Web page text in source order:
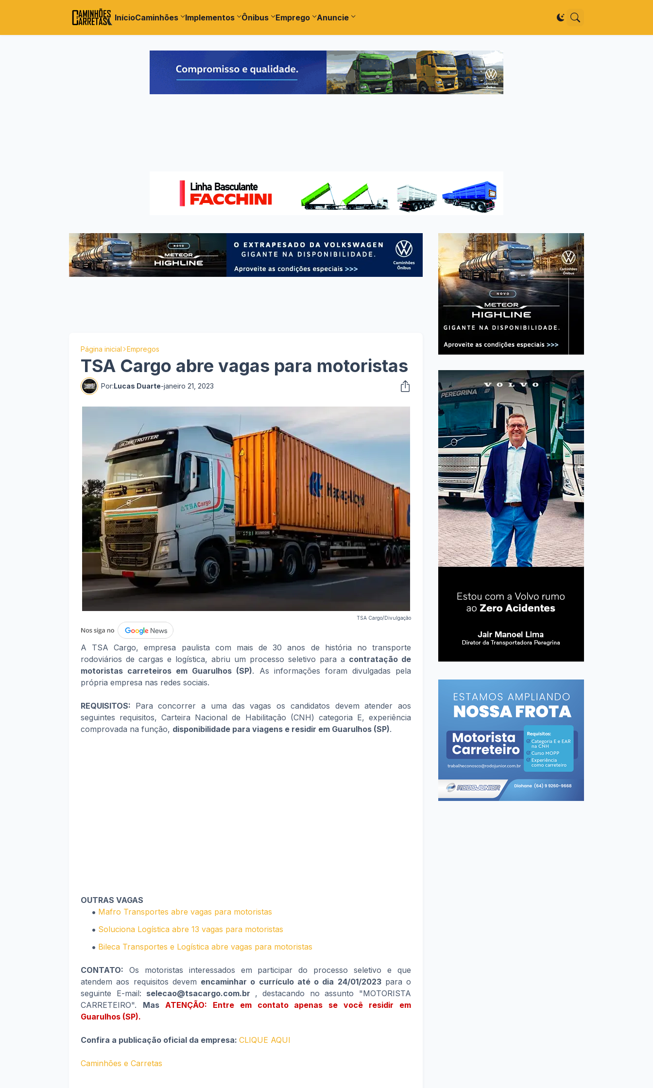
InícioCaminhões Implementos Ônibus Emprego Anuncie
Página inicial Empregos
TSA Cargo abre vagas para motoristas
Por:Lucas Duarte-janeiro 21, 2023
TSA Cargo/Divulgação
A TSA Cargo, empresa paulista com mais de 30 anos de história no transporte
rodoviários de cargas e logística, abriu um processo seletivo para a contratação de
motoristas carreteiros em Guarulhos (SP). As informações foram divulgadas pela
própria empresa nas redes sociais.
REQUISITOS: Para concorrer a uma das vagas os candidatos devem atender aos
seguintes requisitos, Carteira Nacional de Habilitação (CNH) categoria E, experiência
comprovada na função, disponibilidade para viagens e residir em Guarulhos (SP).
OUTRAS VAGAS
Mafro Transportes abre vagas para motoristas
Soluciona Logística abre 13 vagas para motoristas
Bileca Transportes e Logística abre vagas para motoristas
CONTATO: Os motoristas interessados em participar do processo seletivo e que
atendem aos requisitos devem encaminhar o currículo até o dia 24/01/2023para o
seguinte E-mail: selecao@tsacargo.com.br , destacando no assunto "MOTORISTA
CARRETEIRO". Mas ATENÇÃO: Entre em contato apenas se você residir em
Guarulhos (SP).
Confira a publicação oficial da empresa: CLIQUE AQUI
Caminhões e Carretas